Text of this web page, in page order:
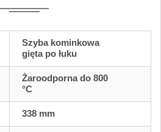
Szyba kominkowa
gięta po łuku
Żaroodporna do 800
°C
338 mm